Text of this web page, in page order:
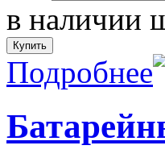
в наличии
Подробнее